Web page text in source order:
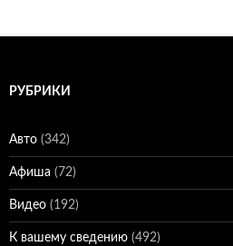
РУБРИКИ
Авто (342)
Афиша (72)
Видео (192)
К вашему сведению (492)